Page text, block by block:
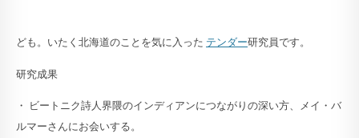
ども。いたく北海道のことを気に入った テンダー研究員です。
研究成果
・ ビートニク詩人界隈のインディアンにつながりの深い方、メイ・バ
ルマーさんにお会いする。